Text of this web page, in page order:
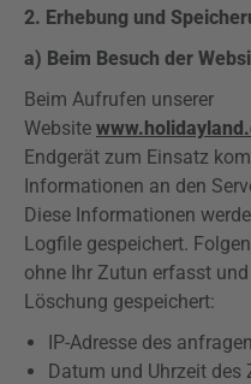
2. Erhebung und
a) Beim Besuch der
Beim Aufrufen unserer
Website
Endgerät zum Einsatz
Informationen an den
Diese Informationen
Logfile gespeichert.
ohne Ihr Zutun erfasst
Löschung gespeichert:
IP-Adresse des
Datum und Uhrzeit des